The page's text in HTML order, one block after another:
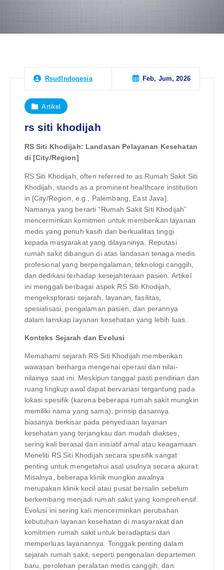
RsudIndonesia Feb, Jum, 2026
Artikel
rs siti khodijah
RS Siti Khodijah: Landasan Pelayanan Kesehatan
di [City/Region]
RS Siti Khodijah, often referred to as Rumah Sakit Siti
Khodijah, stands as a prominent healthcare institution
in [City/Region, e.g., Palembang, East Java].
Namanya yang berarti “Rumah Sakit Siti Khodijah”
mencerminkan komitmen untuk memberikan layanan
medis yang penuh kasih dan berkualitas tinggi
kepada masyarakat yang dilayaninya. Reputasi
rumah sakit dibangun di atas landasan tenaga medis
profesional yang berpengalaman, teknologi canggih,
dan dedikasi terhadap kesejahteraan pasien. Artikel
ini menggali berbagai aspek RS Siti Khodijah,
mengeksplorasi sejarah, layanan, fasilitas,
spesialisasi, pengalaman pasien, dan perannya
dalam lanskap layanan kesehatan yang lebih luas.
Konteks Sejarah dan Evolusi
Memahami sejarah RS Siti Khodijah memberikan
wawasan berharga mengenai operasi dan nilai-
nilainya saat ini. Meskipun tanggal pasti pendirian dan
ruang lingkup awal dapat bervariasi tergantung pada
lokasi spesifik (karena beberapa rumah sakit mungkin
memiliki nama yang sama), prinsip dasarnya
biasanya berkisar pada penyediaan layanan
kesehatan yang terjangkau dan mudah diakses,
sering kali berasal dari inisiatif amal atau keagamaan.
Meneliti RS Siti Khodijah secara spesifik sangat
penting untuk mengetahui asal usulnya secara akurat.
Misalnya, beberapa klinik mungkin awalnya
merupakan klinik kecil atau pusat bersalin sebelum
berkembang menjadi rumah sakit yang komprehensif.
Evolusi ini sering kali mencerminkan perubahan
kebutuhan layanan kesehatan di masyarakat dan
komitmen rumah sakit untuk beradaptasi dan
memperluas layanannya. Tonggak penting dalam
sejarah rumah sakit, seperti pengenalan departemen
baru, perolehan peralatan medis canggih, dan